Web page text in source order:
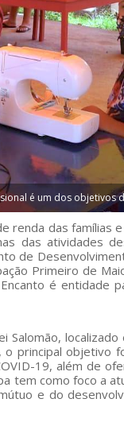
é um dos objetivos
renda das famílias
das atividades
de
Primeiro de
é entidade
principal objetivo
19, além de
tem como foco a
e do